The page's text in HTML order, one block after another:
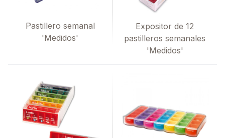
Pastillero semanal
'Medidos'
Expositor de 12
pastilleros semanales
'Medidos'